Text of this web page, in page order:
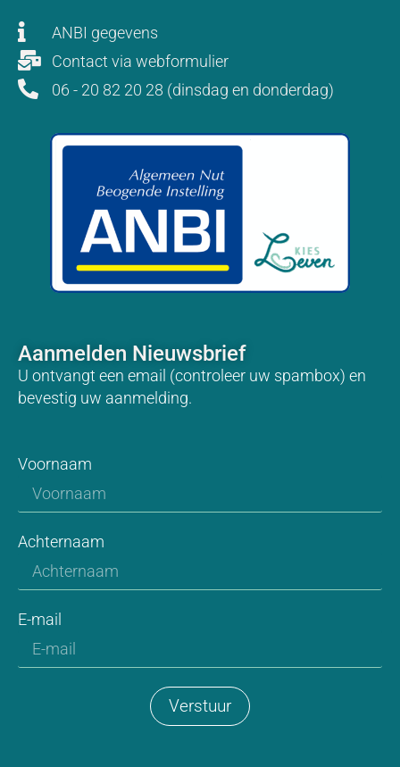
ANBI gegevens
Contact via webformulier
06 - 20 82 20 28 (dinsdag en donderdag)
Aanmelden Nieuwsbrief
U ontvangt een email (controleer uw spambox) en
bevestig uw aanmelding.
Voornaam
Achternaam
E-mail
Verstuur